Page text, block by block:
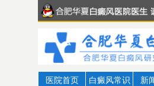
医院首页 白癜风常识
新